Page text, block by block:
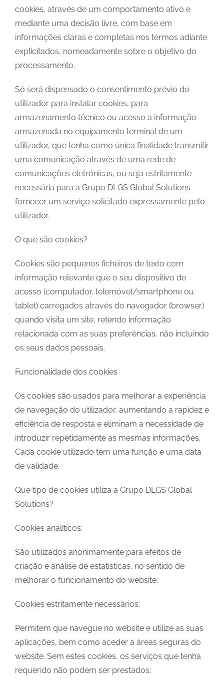
cookies, através de um comportamento ativo e
mediante uma decisão livre, com base em
informações claras e completas nos termos adiante
explicitados, nomeadamente sobre o objetivo do
processamento.
Só será dispensado o consentimento prévio do
utilizador para instalar cookies, para
armazenamento técnico ou acesso a informação
armazenada no equipamento terminal de um
utilizador, que tenha como única finalidade transmitir
uma comunicação através de uma rede de
comunicações eletrónicas, ou seja estritamente
necessária para a Grupo DLGS Global Solutions
fornecer um serviço solicitado expressamente pelo
utilizador.
O que são cookies?
Cookies são pequenos ficheiros de texto com
informação relevante que o seu dispositivo de
acesso (computador, telemóvel/smartphone ou
tablet) carregados através do navegador (browser)
quando visita um site, retendo informação
relacionada com as suas preferências, não incluindo
os seus dados pessoais.
Funcionalidade dos cookies
Os cookies são usados para melhorar a experiência
de navegação do utilizador, aumentando a rapidez e
eficiência de resposta e eliminam a necessidade de
introduzir repetidamente as mesmas informações.
Cada cookie utilizado tem uma função e uma data
de validade.
Que tipo de cookies utiliza a Grupo DLGS Global
Solutions?
Cookies analíticos:
São utilizados anonimamente para efeitos de
criação e análise de estatísticas, no sentido de
melhorar o funcionamento do website;
Cookies estritamente necessários:
Permitem que navegue no website e utilize as suas
aplicações, bem como aceder a áreas seguras do
website. Sem estes cookies, os serviços que tenha
requerido não podem ser prestados;